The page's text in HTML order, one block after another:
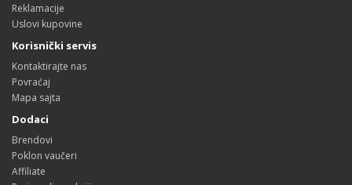
Reklamacije
Uslovi kupovine
Korisnički servis
Kontaktirajte nas
Povraćaj
Mapa sajta
Dodaci
Brendovi
Poklon vaučeri
Affiliate